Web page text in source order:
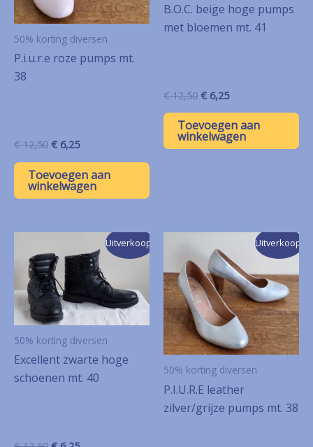
50% korting diversen
P.i.u.r.e roze pumps mt.
38
€12,50 Oorspronkelijke
was:
€ 12,50.
€ 6,25Huidige
is:
€ 6,25.
Toevoegen aan
winkelwagen
B.O.C. beige hoge pumps
met bloemen mt. 41
€12,50 Oorspronkelijke
was:
€ 12,50.
€ 6,25Huidige
is:
€ 6,25.
Toevoegen aan
winkelwagen
Uitverkoop!
50% korting diversen
Excellent zwarte hoge
schoenen mt. 40
Uitverkoop!
50% korting diversen
P.I.U.R.E leather
zilver/grijze pumps mt. 38